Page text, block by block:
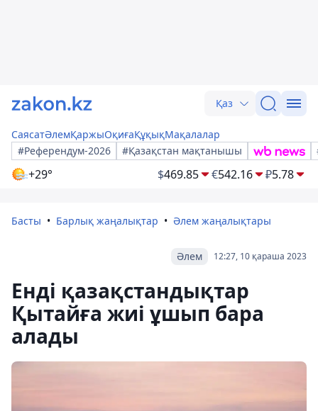
Қаз
СаясатӘлемҚаржыОқиғаҚұқықМақалалар
#Референдум-2026
#Қазақстан мақтанышы
+29° $469.85 €542.16 ₽5.78
Басты Барлық жаңалықтар Әлем жаңалықтары
12:27, 10 қараша 2023
Әлем
Енді қазақстандықтар
Қытайға жиі ұшып бара
алады